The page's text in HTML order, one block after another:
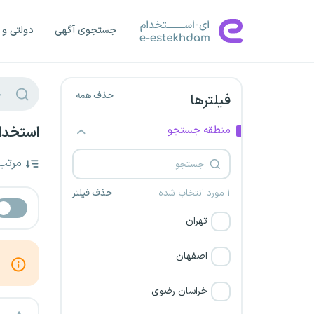
جستجوی آگهی دولتی
فیلترها حذف همه
منطقه جستجو
۱ مورد انتخاب شده حذف فیلتر
تهران
اصفهان
خراسان رضوی